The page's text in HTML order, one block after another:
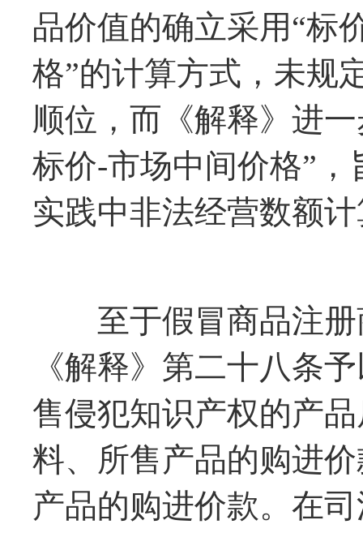
品价值的确立采用“标
格”的计算方式，未规
顺位，而《解释》进
标价-市场中间价格”
实践中非法经营数额
至于假冒商品注册
《解释》第二十八条
售侵犯知识产权的产
料、所售产品的购进
产品的购进价款。在